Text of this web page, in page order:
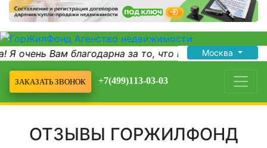
Я очень Вам благодарна за то, что Вы оче...
Москва
ЗАКАЗАТЬ ЗВОНОК +7(499)113-03-03
ОТЗЫВЫ ГОРЖИЛФОНД